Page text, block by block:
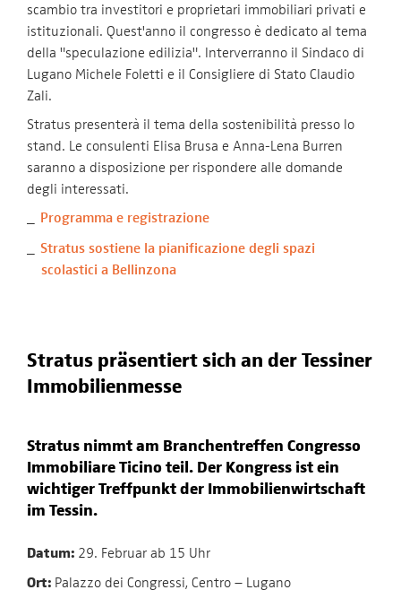
scambio tra investitori e proprietari immobiliari privati e
istituzionali. Quest'anno il congresso è dedicato al tema
della "speculazione edilizia". Interverranno il Sindaco di
Lugano Michele Foletti e il Consigliere di Stato Claudio
Zali.
Stratus presenterà il tema della sostenibilità presso lo
stand. Le consulenti Elisa Brusa e Anna-Lena Burren
saranno a disposizione per rispondere alle domande
degli interessati.
Programma e registrazione
Stratus sostiene la pianificazione degli spazi
scolastici a Bellinzona
Stratus präsentiert sich an der Tessiner
Immobilienmesse
Stratus nimmt am Branchentreffen Congresso
Immobiliare Ticino teil. Der Kongress ist ein
wichtiger Treffpunkt der Immobilienwirtschaft
im Tessin.
Datum: 29. Februar ab 15 Uhr
Ort: Palazzo dei Congressi, Centro – Lugano